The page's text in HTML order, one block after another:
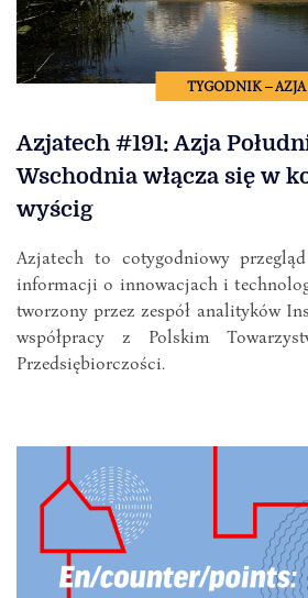
TYGODNIK – AZJA
Azjatech #191: Azja
Wschodnia włącza się w
wyścig
Azjatech to cotygodniowy
informacji o innowacjach i
tworzony przez zespół analityków
współpracy z Polskim
Przedsiębiorczości.